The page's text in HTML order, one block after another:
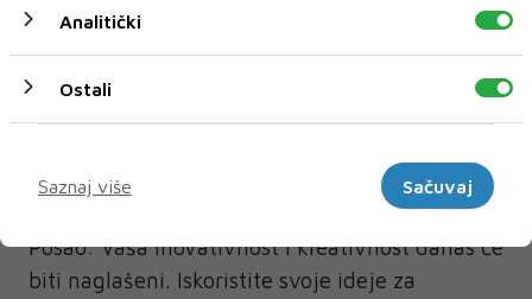
planovima.
Zdravlje: Pazite na svoje tijelo i pružite mu
dovoljno odmora. Uravnotežite rad i opuštanje
kako biste održali optimalno zdravlje i osjećali
Posao: Vaša inovativnost i kreativnost danas će
biti naglašeni. Iskoristite svoje ideje za
Analitički
Ostali
Saznaj više
Sačuvaj